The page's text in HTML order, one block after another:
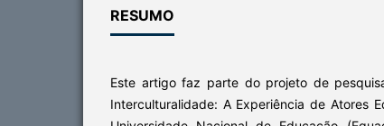
RESUMO
Este artigo faz parte do projeto de
Interculturalidade: A Experiência de Atores